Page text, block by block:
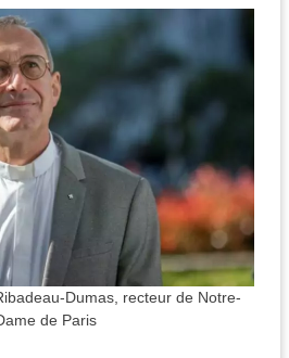
Dumas, recteur de Notre-
de Paris